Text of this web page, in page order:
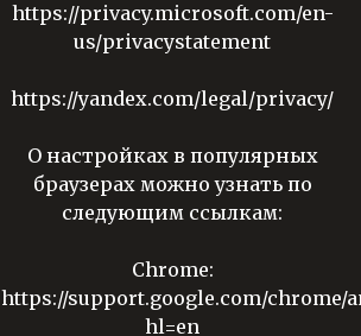
https://privacy.microsoft.com/en-
us/privacystatement
https://yandex.com/legal/privacy/
О настройках в популярных
браузерах можно узнать по
следующим ссылкам:
Chrome:
https://support.google.com/chrome/
hl=en